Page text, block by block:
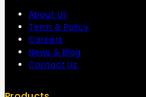
About Us
Term & Policy
Careers
News & Blog
Contact Us